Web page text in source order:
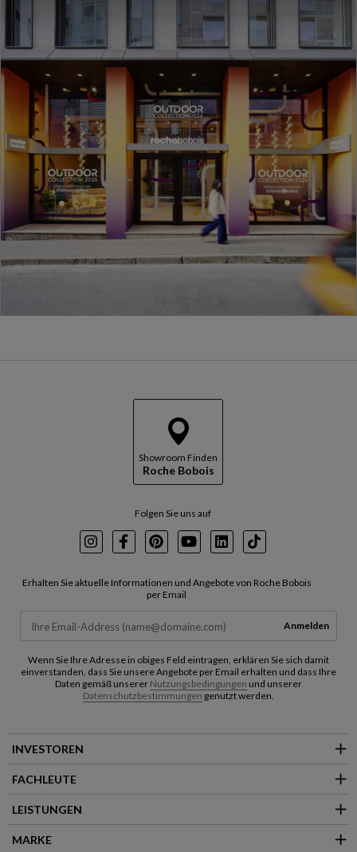
Showroom Finden
Roche Bobois
Folgen Sie uns auf
InstagramFacebookPinterest
YoutubeLinkedInTikTok
Erhalten Sie aktuelle Informationen und Angebote von Roche Bobois
per Email
Anmelden
Wenn Sie Ihre Adresse in obiges Feld eintragen, erklären Sie sich damit
einverstanden, dass Sie unsere Angebote per Email erhalten und dass Ihre
Daten gemäß unserer Nutzungsbedingungen und unserer
Datenschutzbestimmungen genutzt werden.
INVESTOREN
FACHLEUTE
LEISTUNGEN
MARKE